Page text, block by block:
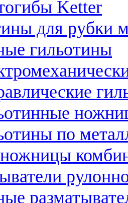
Ketter
для рубки
гильотины
по